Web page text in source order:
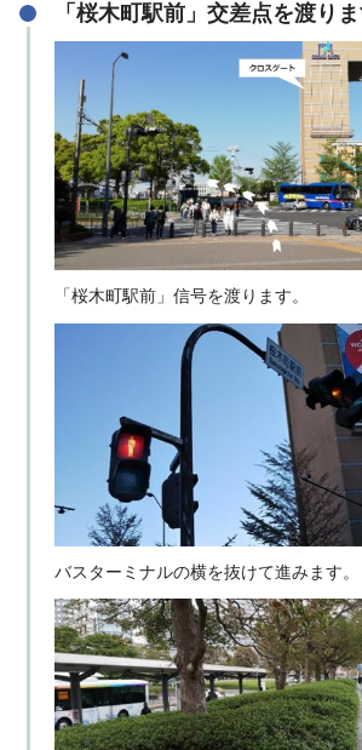
「桜木町駅前」交差点を渡り
「桜木町駅前」信号を渡ります。
バスターミナルの横を抜けて進みます。